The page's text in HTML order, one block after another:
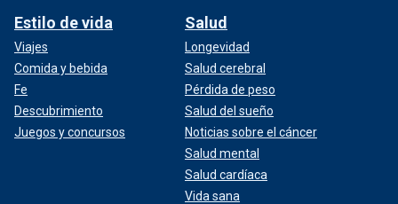
Estilo de vida
Viajes
Comida y bebida
Fe
Descubrimiento
Juegos y concursos
Salud
Longevidad
Salud cerebral
Pérdida de peso
Salud del sueño
Noticias sobre el cáncer
Salud mental
Salud cardíaca
Vida sana